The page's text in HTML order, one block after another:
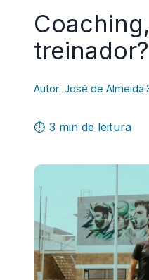
treinador?
Autor: José de Almeida·
⏱ 3 min de leitura